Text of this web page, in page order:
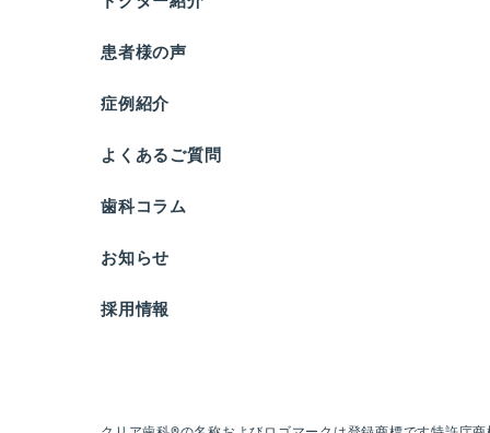
患者様の声
症例紹介
よくあるご質問
歯科コラム
お知らせ
採用情報